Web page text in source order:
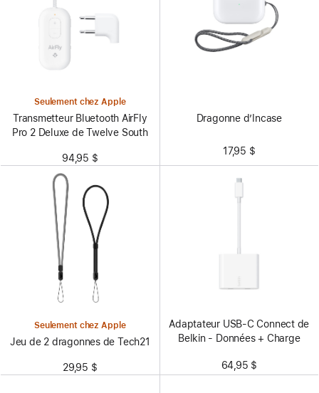
Seulement chez Apple
Transmetteur Bluetooth AirFly
Pro 2 Deluxe de Twelve South
94,95 $
Dragonne d’Incase
17,95 $
Seulement chez Apple
Jeu de 2 dragonnes de Tech21
29,95 $
Adaptateur USB-C Connect de
Belkin - Données + Charge
64,95 $